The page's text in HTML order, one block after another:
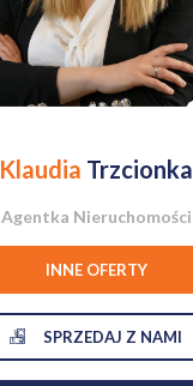
Klaudia Trzcionka
Agentka Nieruchomości
INNE OFERTY
SPRZEDAJ Z NAMI